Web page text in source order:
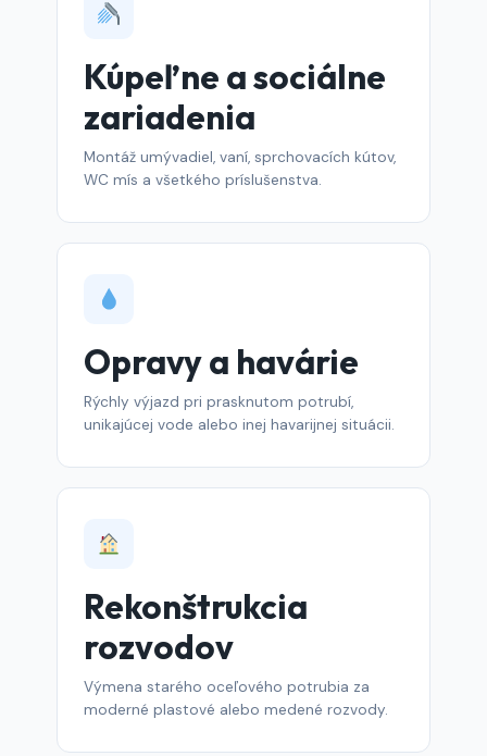
Kúpeľne a sociálne
zariadenia
Montáž umývadiel, vaní, sprchovacích kútov,
WC mís a všetkého príslušenstva.
Opravy a havárie
Rýchly výjazd pri prasknutom potrubí,
unikajúcej vode alebo inej havarijnej situácii.
Rekonštrukcia
rozvodov
Výmena starého oceľového potrubia za
moderné plastové alebo medené rozvody.